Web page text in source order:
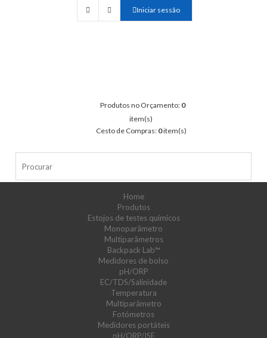
Iniciar sessão
Produtos no Orçamento: 0
item(s)
Cesto de Compras: 0item(s)
Home
Produtos
Estojos de testes químicos
Monoparâmetro
Multiparâmetros
Backpack Lab™
Medidores de bolso
pH/ORP
EC/TDS/Salinidade
Temperatura
Multiparâmetro
Fotómetros
Medidores portáteis
pH/ORP/ISE